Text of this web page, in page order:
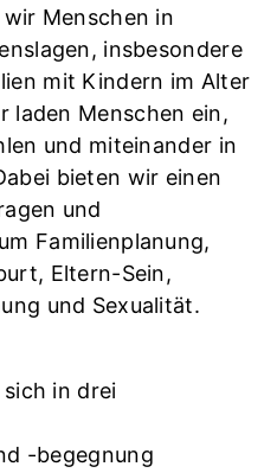
Menschen in
insbesondere
mit Kindern im Alter
laden Menschen ein,
und miteinander in
bieten wir einen
und
Familienplanung,
Eltern-Sein,
und Sexualität.
in drei
-begegnung